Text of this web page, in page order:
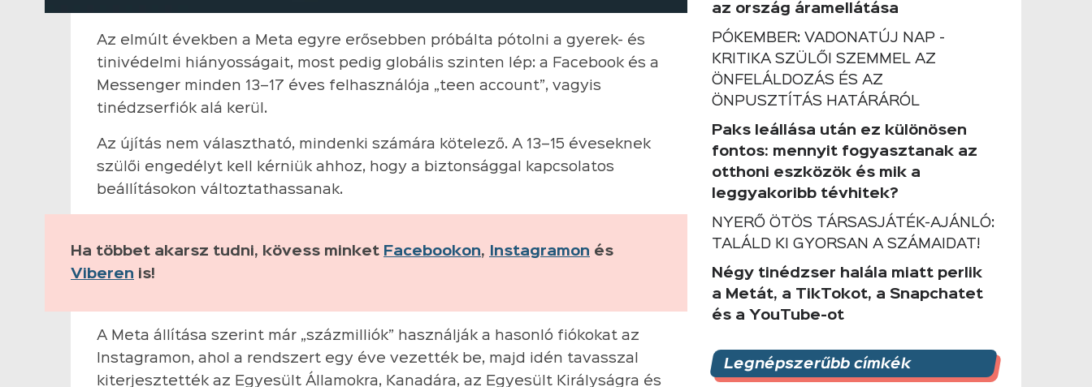
Az elmúlt években a Meta egyre erősebben próbálta pótolni a gyerek- és
tinivédelmi hiányosságait, most pedig globális szinten lép: a Facebook és a
Messenger minden 13–17 éves felhasználója „teen account”, vagyis
tinédzserfiók alá kerül.
Az újítás nem választható, mindenki számára kötelező. A 13–15 éveseknek
szülői engedélyt kell kérniük ahhoz, hogy a biztonsággal kapcsolatos
beállításokon változtathassanak.
Ha többet akarsz tudni, kövess minket Facebookon, Instagramon és
Viberen is!
A Meta állítása szerint már „százmilliók” használják a hasonló fiókokat az
Instagramon, ahol a rendszert egy éve vezették be, majd idén tavasszal
kiterjesztették az Egyesült Államokra, Kanadára, az Egyesült Királyságra és
az ország áramellátása
PÓKEMBER: VADONATÚJ NAP -
KRITIKA SZÜLŐI SZEMMEL AZ
ÖNFELÁLDOZÁS ÉS AZ
ÖNPUSZTÍTÁS HATÁRÁRÓL
Paks leállása után ez különösen
fontos: mennyit fogyasztanak az
otthoni eszközök és mik a
leggyakoribb tévhitek?
NYERŐ ÖTÖS TÁRSASJÁTÉK-AJÁNLÓ:
TALÁLD KI GYORSAN A SZÁMAIDAT!
Négy tinédzser halála miatt perlik
a Metát, a TikTokot, a Snapchatet
és a YouTube-ot
Legnépszerűbb címkék